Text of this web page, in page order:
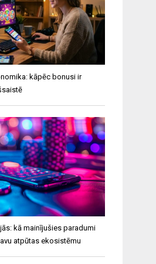
kāpēc bonusi ir
kā mainījušies paradumi
atpūtas ekosistēmu